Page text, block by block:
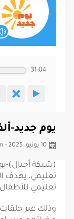
31:04
يوم جديد-
10 يونيو، 2025 - 12:06pm
(شبكة أجيال)-
تعليمي، يهدف
تعليمي للأطفال
وذلك عبر